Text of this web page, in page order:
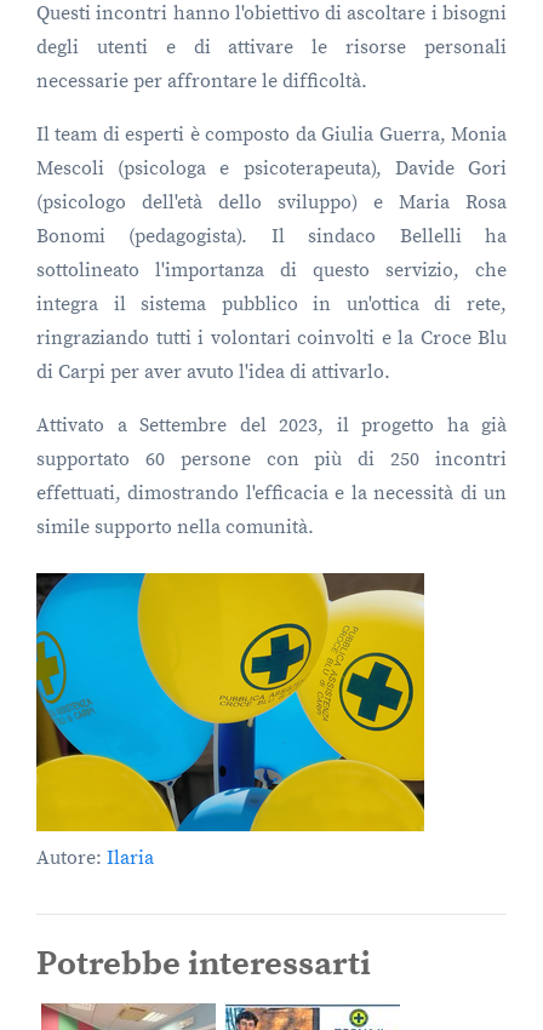
Questi incontri hanno l'obiettivo di ascoltare i bisogni
degli utenti e di attivare le risorse personali
necessarie per affrontare le difficoltà.
Il team di esperti è composto da Giulia Guerra, Monia
Mescoli (psicologa e psicoterapeuta), Davide Gori
(psicologo dell'età dello sviluppo) e Maria Rosa
Bonomi (pedagogista). Il sindaco Bellelli ha
sottolineato l'importanza di questo servizio, che
integra il sistema pubblico in un'ottica di rete,
ringraziando tutti i volontari coinvolti e la Croce Blu
di Carpi per aver avuto l'idea di attivarlo.
Attivato a Settembre del 2023, il progetto ha già
supportato 60 persone con più di 250 incontri
effettuati, dimostrando l'efficacia e la necessità di un
simile supporto nella comunità.
Autore: Ilaria
Potrebbe interessarti